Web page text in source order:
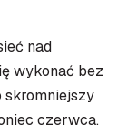
nad
wykonać bez
skromniejszy
czerwca.